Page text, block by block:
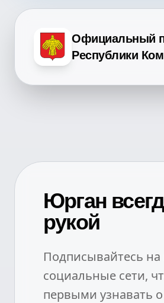
Официальный
Республики
Юрган
рукой
Подписывайтесь
социальные сети,
первыми узнавать